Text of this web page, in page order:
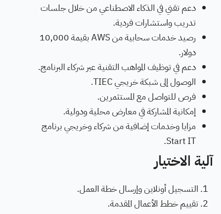
دعم تقني في الذكاء الاصطناعي من خلال جلسات
تدريب واستشارات فردية.
رصيد خدمات سحابية من AWS بقيمة 10,000
دولار.
دعم في توظيف المواهب التقنية عبر شركاء البرنامج.
الوصول إلى شبكة خريجي TIEC.
فرص للتواصل مع المستثمرين.
إمكانية المشاركة في معارض محلية ودولية.
مزايا وخدمات إضافية من شركاء وخريجي برنامج
Start IT.
آلية الاختيار
التسجيل أونلاين وإرسال خطة العمل.
تقييم خطط الأعمال المقدمة.